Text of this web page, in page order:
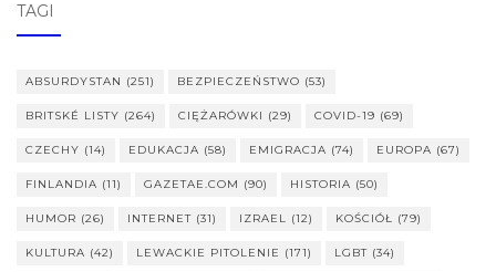
TAGI
ABSURDYSTAN (251) BEZPIECZEŃSTWO (53)
BRITSKÉ LISTY (264) CIĘŻARÓWKI (29) COVID-19 (69)
CZECHY (14) EDUKACJA (58) EMIGRACJA (74) EUROPA (67)
FINLANDIA (11) GAZETAE.COM (90) HISTORIA (50)
HUMOR (26) INTERNET (31) IZRAEL (12) KOŚCIÓŁ (79)
KULTURA (42) LEWACKIE PITOLENIE (171) LGBT (34)